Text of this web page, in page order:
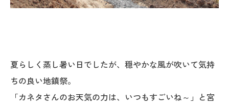
土地･空き家 不動産相談
資料請求
お問い合わせ
夏らしく蒸し暑い日でしたが、穏やかな風が吹いて気持
ちの良い地鎮祭。
「カネタさんのお天気の力は、いつもすごいね～」と宮